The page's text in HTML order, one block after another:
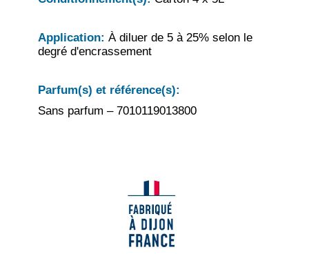
Application: À diluer de 5 à 25% selon le
degré d'encrassement
Parfum(s) et référence(s):
Sans parfum – 7010119013800